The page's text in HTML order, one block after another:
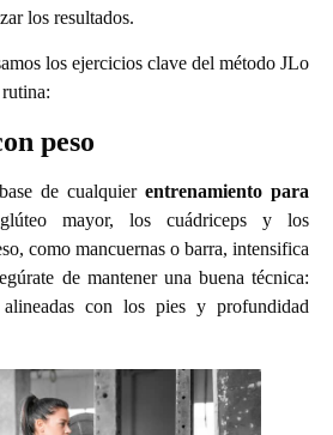
los resultados.
los ejercicios clave del método JLo
peso
de cualquier entrenamiento para
mayor, los cuádriceps y los
como mancuernas o barra, intensifica
de mantener una buena técnica:
con los pies y profundidad